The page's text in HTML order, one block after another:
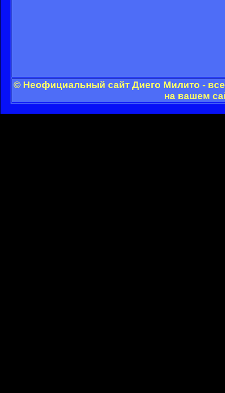
© Неофициальный сайт Диего Милито -
на вашем